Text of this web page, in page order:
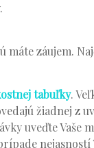
máte záujem.
tabuľky.
žiadnej z
uveďte Vaše
nejasností